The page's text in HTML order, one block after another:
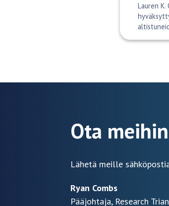
Lauren K.
Ota
Lähetä meille
Ryan Combs
Pääjohtaja, Research